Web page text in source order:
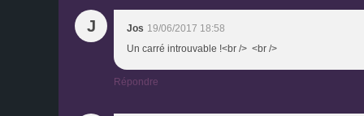
J Jos 19/06/2017 18:58
Un carré introuvable !<br /> <br />
Répondre